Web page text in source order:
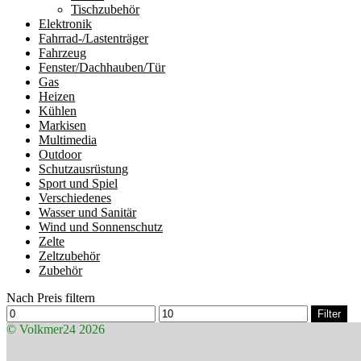
Tischzubehör
Elektronik
Fahrrad-/Lastenträger
Fahrzeug
Fenster/Dachhauben/Tür
Gas
Heizen
Kühlen
Markisen
Multimedia
Outdoor
Schutzausrüstung
Sport und Spiel
Verschiedenes
Wasser und Sanitär
Wind und Sonnenschutz
Zelte
Zeltzubehör
Zubehör
Nach Preis filtern
Min.
Preis
Max.
Preis
Filter
© Volkmer24 2026